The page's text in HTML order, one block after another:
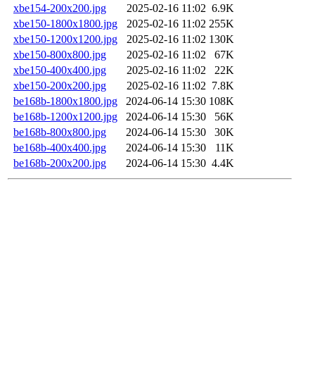
xbe154-200x200.jpg
2025-02-16 11:02 6.9K
xbe150-1800x1800.jpg
2025-02-16 11:02 255K
xbe150-1200x1200.jpg
2025-02-16 11:02 130K
xbe150-800x800.jpg
2025-02-16 11:02
67K
xbe150-400x400.jpg
2025-02-16 11:02
22K
xbe150-200x200.jpg
2025-02-16 11:02 7.8K
be168b-1800x1800.jpg
2024-06-14 15:30 108K
be168b-1200x1200.jpg
2024-06-14 15:30
56K
be168b-800x800.jpg
2024-06-14 15:30
30K
be168b-400x400.jpg
2024-06-14 15:30
11K
be168b-200x200.jpg
2024-06-14 15:30 4.4K